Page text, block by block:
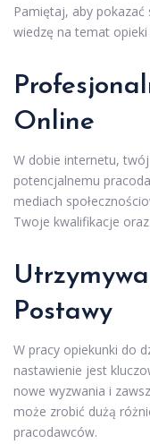
Pamiętaj, aby
wiedzę na temat opieki
Online
W dobie internetu,
potencjalnemu
mediach
Twoje kwalifikacje
Postawy
W pracy opiekunki do
nastawienie jest
nowe wyzwania i
może zrobić dużą
pracodawców.